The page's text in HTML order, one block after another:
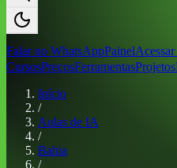
Falar no WhatsAppPainel
CursosPreçosFerramentasProjetos
Início
/
Aulas de IA
/
Bahia
/